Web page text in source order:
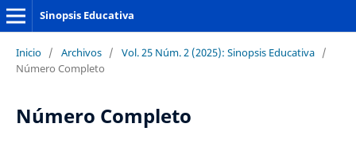
Sinopsis Educativa
Inicio / Archivos / Vol. 25 Núm. 2 (2025): Sinopsis Educativa /
Número Completo
Número Completo